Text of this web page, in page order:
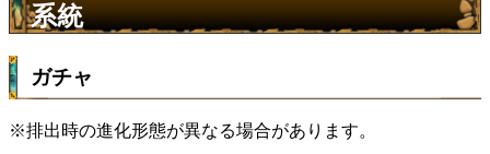
系統
ガチャ
※排出時の進化形態が異なる場合があります。